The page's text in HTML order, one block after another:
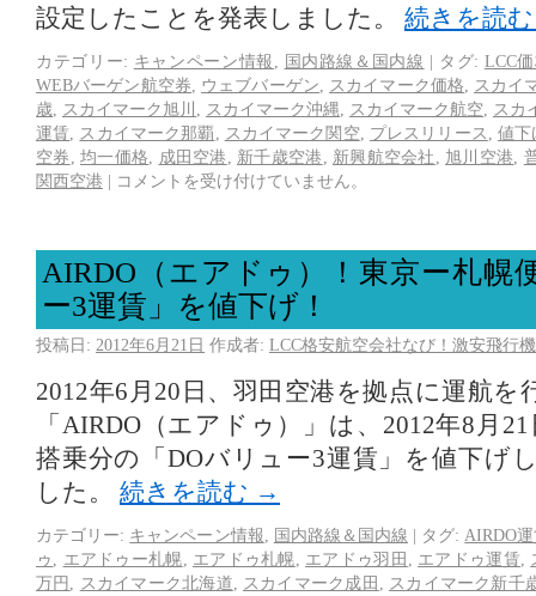
設定したことを発表しました。 続きを読
カテゴリー: キャンペーン情報 国内路線＆国内線 | タグ: LCC
WEBバーゲン航空券
ウェブバーゲン スカイマーク価格
スカイ
歳
スカイマーク旭川 スカイマーク沖縄 スカイマーク航空
スカ
運賃
スカイマーク那覇 スカイマーク関空 プレスリリース
値下
空券
均一価格 成田空港 新千歳空港 新興航空会社 旭川空港
関西空港 | コメントを受け付けていません。
AIRDO（エアドゥ）！東京ー札幌
ー3運賃」を値下げ！
投稿日: 2012年6月21日 作成者: LCC格安航空会社なび！激安飛行
2012年6月20日、羽田空港を拠点に運航を
「AIRDO（エアドゥ）」は、2012年8月
搭乗分の「DOバリュー3運賃」を値下げ
した。 続きを読む →
カテゴリー: キャンペーン情報 国内路線＆国内線 | タグ: AIRDO
ゥ
エアドゥー札幌 エアドゥ札幌 エアドゥ羽田 エアドゥ運賃
万円
スカイマーク北海道 スカイマーク成田 スカイマーク新千